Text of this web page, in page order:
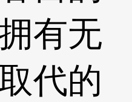
有无
代的